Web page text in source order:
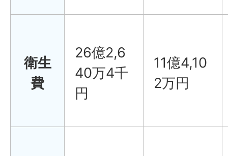
衛生
費
26億2,6
40万4千
円
11億4,10
2万円